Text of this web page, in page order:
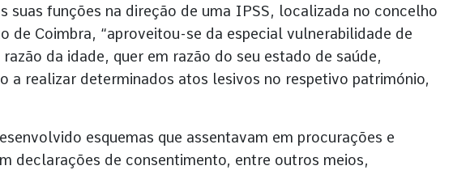
suas funções na direção de uma IPSS, localizada no concelho
de Coimbra, “aproveitou-se da especial vulnerabilidade de
da idade, quer em razão do seu estado de saúde,
a realizar determinados atos lesivos no respetivo património,
esquemas que assentavam em procurações e
declarações de consentimento, entre outros meios,